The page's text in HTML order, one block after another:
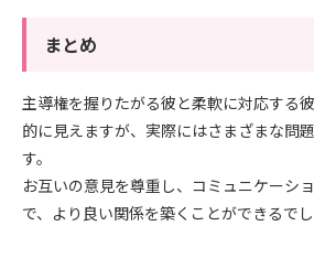
まとめ
主導権を握りたがる彼と柔軟に対応する
的に見えますが、実際にはさまざまな問
す。
お互いの意見を尊重し、コミュニケーシ
で、より良い関係を築くことができるでし